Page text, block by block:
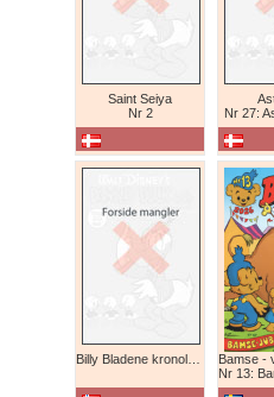
Saint Seiya
Nr 2
Nr 27:
Nr 13: Bamse-